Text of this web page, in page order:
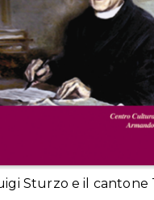
Sturzo e il cantone